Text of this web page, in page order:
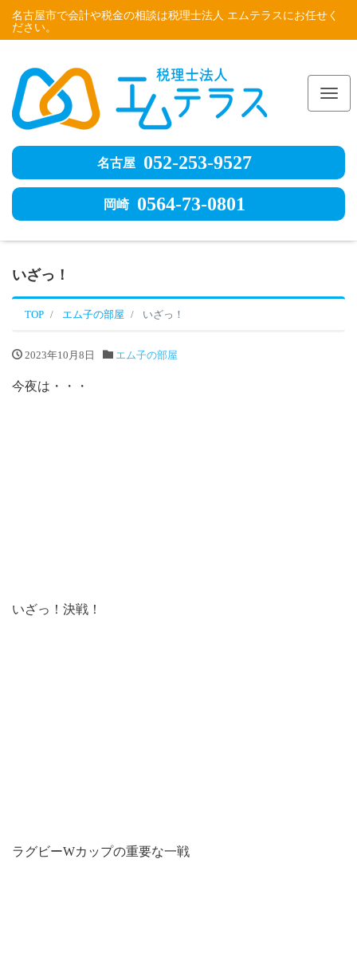
名古屋市で会計や税金の相談は税理士法人 エムテラスにお任せく
ださい。
名古屋 052-253-9527
岡崎 0564-73-0801
いざっ！
TOP エム子の部屋 いざっ！
2023年10月8日 エム子の部屋
今夜は・・・
いざっ！決戦！
ラグビーWカップの重要な一戦